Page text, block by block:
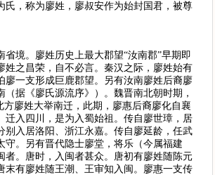
氏，称为廖姓，廖叔安作为始封国君，被尊
省境。廖姓历史上最大郡望“汝南郡”早期即
姓之昌荣，自不必言。秦汉之际，廖姓始有
廖一支形成巨鹿郡望。另有汝南廖姓后裔廖
（据《廖氏源流序》）。魏晋南北朝时期，
方廖姓大举南迁，此期，廖惠后裔廖化自襄
迁入四川，是为入蜀始祖。传自廖世璋，居
别入居洛阳、浙江永嘉。传自廖延龄，任武
守。另有晋代隐士廖堂，将乐（今属福建
者。唐时，入闽者甚众。唐初有廖姓随陈元
末有廖姓随王潮、王审知入闽。廖惠一支传